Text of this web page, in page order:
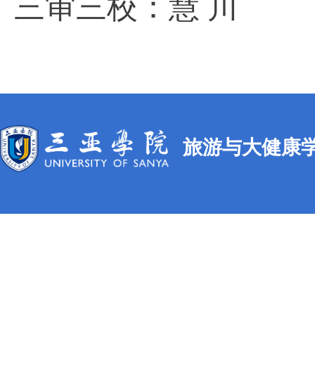
三审三校：慧 川
旅游与大健康